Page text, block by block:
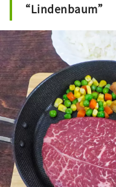
“Lindenbaum”